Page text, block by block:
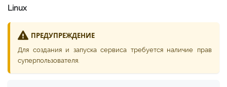
Linux
ПРЕДУПРЕЖДЕНИЕ
Для создания и запуска сервиса требуется наличие прав
суперпользователя.